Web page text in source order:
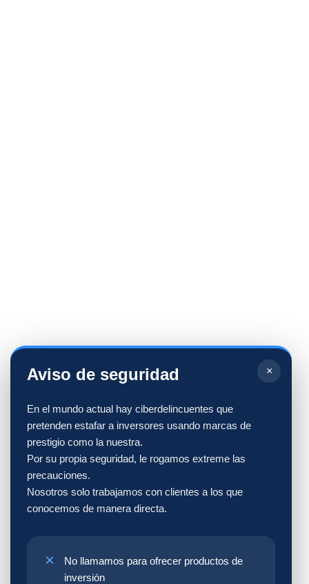
fiscalidad
régimen de las
ETVE
empresa familiar.
×
Aviso de seguridad
En el mundo actual hay ciberdelincuentes que
pretenden estafar a inversores usando marcas de
prestigio como la nuestra.
Por su propia seguridad, le rogamos extreme las
precauciones.
Nosotros solo trabajamos con clientes a los que
conocemos de manera directa.
No llamamos para ofrecer productos de
inversión